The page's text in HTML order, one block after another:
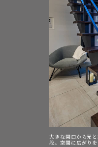
大きな開口から光
段。空間に広がりを